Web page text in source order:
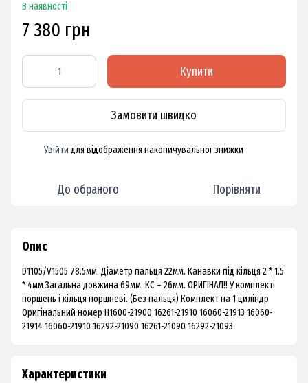
В наявності
7 380 грн
Купити
Замовити швидко
Увійти для відображення накопичувальної знижки
До обраного Порівняти
Опис
D1105/V1505 78.5мм. Діаметр пальця 22мм. Канавки під кільця 2 * 1.5
* 4мм Загальна довжина 69мм. КС – 26мм. ОРИГІНАЛ!! У комплекті
поршень і кільця поршневі. (Без пальця) Комплект на 1 циліндр
Оригінальний номер H1600-21900 16261-21910 16060-21913 16060-
21914 16060-21910 16292-21090 16261-21090 16292-21093
Характеристики